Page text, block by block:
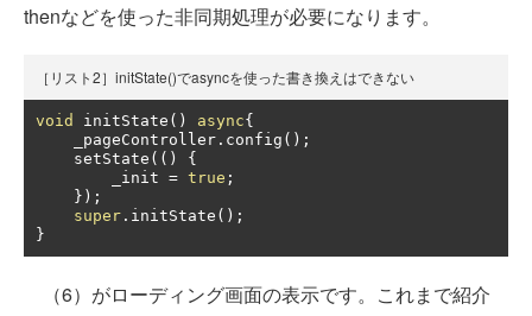
thenなどを使った非同期処理が必要になります。
［リスト2］initState()でasyncを使った書き換えはできない
void initState () async{
    _pageController
. config ();
    setState
(()
{
        _init
= true ;
});
super . initState ();
}
（6）がローディング画面の表示です。これまで紹介